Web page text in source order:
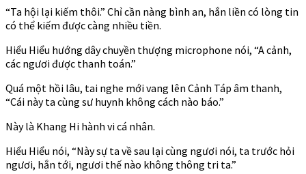
“Ta hội lại kiếm thôi.” Chỉ cần nàng bình an, hắn liền có lòng tin
có thể kiếm được càng nhiều tiền.
Hiểu Hiểu hướng dây chuyền thượng microphone nói, “A cảnh,
các ngươi được thanh toán.”
Quá một hồi lâu, tai nghe mới vang lên Cảnh Táp âm thanh,
“Cái này ta cùng sư huynh không cách nào báo.”
Này là Khang Hi hành vi cá nhân.
Hiểu Hiểu nói, “Này sự ta về sau lại cùng ngươi nói, ta trước hỏi
ngươi, hắn tới, ngươi thế nào không thông tri ta.”